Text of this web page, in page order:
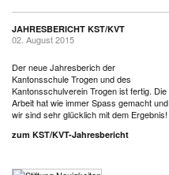
JAHRESBERICHT KST/KVT
02. August 2015
Der neue Jahresberich der
Kantonsschule Trogen und des
Kantonsschulverein Trogen ist fertig. Die
Arbeit hat wie immer Spass gemacht und
wir sind sehr glücklich mit dem Ergebnis!
zum KST/KVT-Jahresbericht